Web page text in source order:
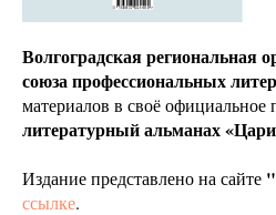
Волгоградская региональная
союза профессиональных
материалов в своё официальное
литературный альманах
Издание представлено на сайте
ссылке.